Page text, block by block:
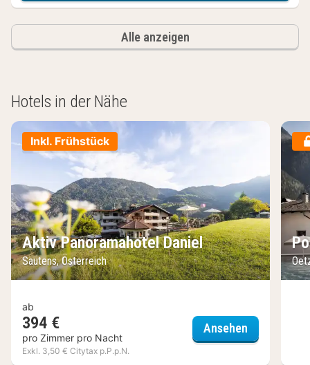
Alle anzeigen
Hotels in der Nähe
Inkl. Frühstück
Aktiv Panoramahotel Daniel
Sautens, Österreich
ab
394 €
pro Zimmer pro Nacht
Exkl. 3,50 € Citytax p.P.p.N.
Ansehen